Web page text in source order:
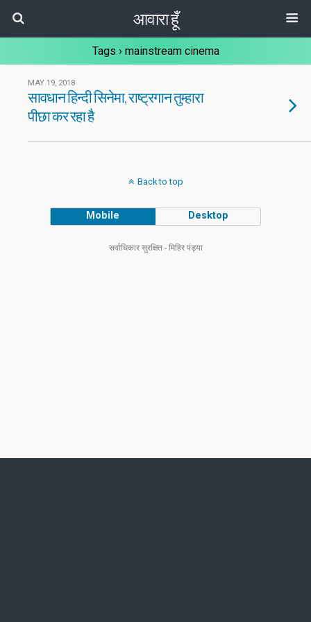
आवारा हूँ
Tags › mainstream cinema
MAY 19, 2018
सावधान हिन्दी सिनेमा, राष्ट्रगान तुम्हारा
पीछा कर रहा है
Back to top
Mobile Desktop
सर्वाधिकार सुरक्षित - मिहिर पंड्या